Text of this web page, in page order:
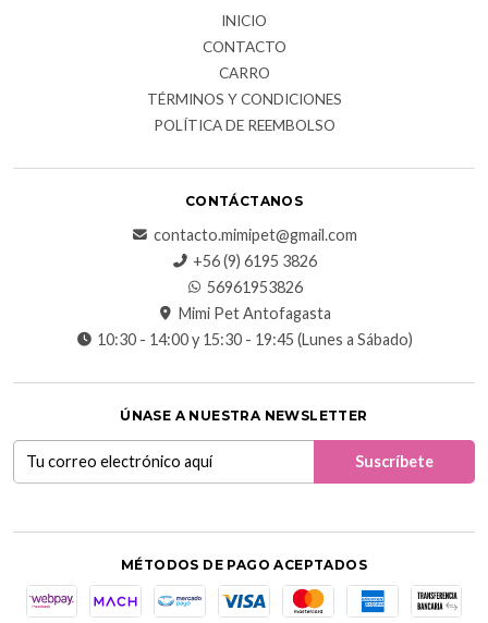
INICIO
CONTACTO
CARRO
TÉRMINOS Y CONDICIONES
POLÍTICA DE REEMBOLSO
CONTÁCTANOS
contacto.mimipet@gmail.com
+56 (9) 6195 3826
56961953826
Mimi Pet Antofagasta
10:30 - 14:00 y 15:30 - 19:45 (Lunes a Sábado)
ÚNASE A NUESTRA NEWSLETTER
MÉTODOS DE PAGO ACEPTADOS